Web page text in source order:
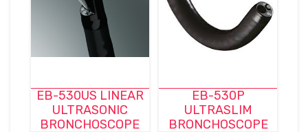
EB-530US LINEAR
ULTRASONIC
BRONCHOSCOPE
EB-530P
ULTRASLIM
BRONCHOSCOPE